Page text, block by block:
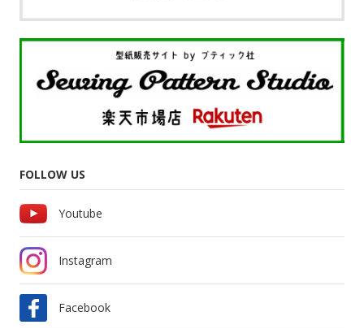
FOLLOW US
Youtube
Instagram
Facebook